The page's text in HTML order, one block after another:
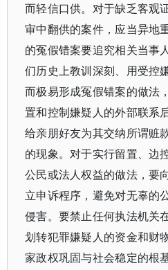
而轻信口供。对于缺乏客观
审中翻供的案件，应当异地
的冤假错案要追究相关当事
们历史上教训深刻、用受控
而极易形成冤假错案的做法
置和控制嫌疑人的外部联系
给亲朋好友为其交纳所谓赃
的现象。对于实行留置、边
公民或法人权益的做法，要
立申诉程序，避免对无辜的
侵害。要禁止任何执法机关
划转犯罪嫌疑人的资金和财
家政权巩固与社会稳定的根